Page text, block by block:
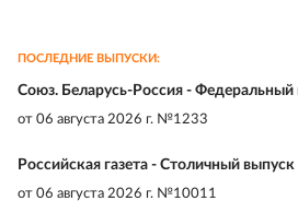
ПОСЛЕДНИЕ ВЫПУСКИ:
Союз. Беларусь-Россия - Федеральный
от 06 августа 2026 г. №1233
Российская газета - Столичный выпуск
от 06 августа 2026 г. №10011